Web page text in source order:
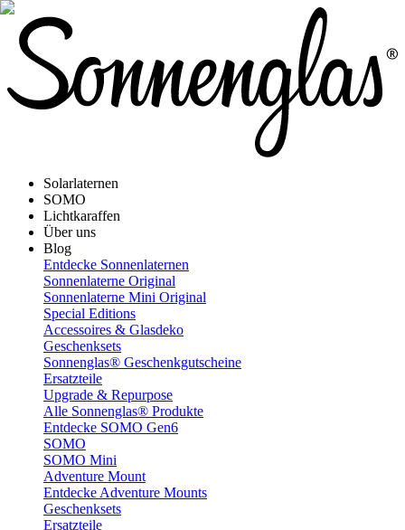
Solarlaternen
SOMO
Lichtkaraffen
Über uns
Blog
Entdecke Sonnenlaternen
Sonnenlaterne Original
Sonnenlaterne Mini Original
Special Editions
Accessoires & Glasdeko
Geschenksets
Sonnenglas® Geschenkgutscheine
Ersatzteile
Upgrade & Repurpose
Alle Sonnenglas® Produkte
Entdecke SOMO Gen6
SOMO
SOMO Mini
Adventure Mount
Entdecke Adventure Mounts
Geschenksets
Ersatzteile